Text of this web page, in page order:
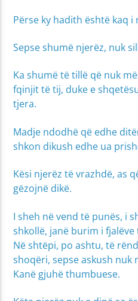
Përse ky hadith është kaq i
Sepse shumë njerëz, nuk
Ka shumë të tillë që nuk
fqinjit të tij, duke e
tjera.
Madje ndodhë që edhe
shkon dikush edhe ua
Kësi njerëz të vrazhdë, as
gëzojnë dikë.
I sheh në vend të punës, i
shkollë, janë burim i
Në shtëpi, po ashtu, të
shoqëri, sepse askush nuk
Kanë gjuhë thumbuese.